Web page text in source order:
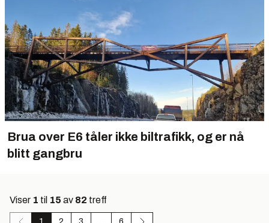
Brua over E6 tåler ikke biltrafikk, og er nå
blitt gangbru
Viser 1 til 15 av 82 treff